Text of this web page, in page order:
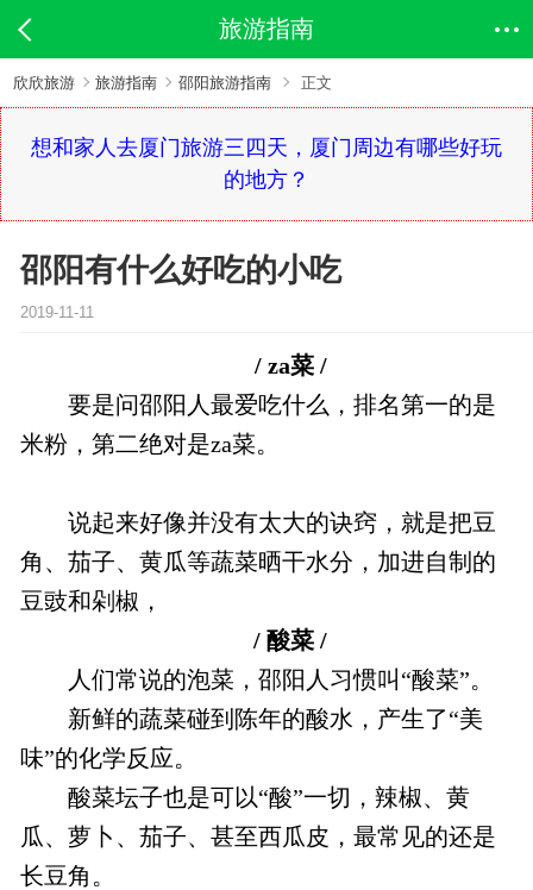
旅游指南
欣欣旅游 旅游指南 邵阳旅游指南 正文
想和家人去厦门旅游三四天，厦门周边有哪些好玩
的地方？
邵阳有什么好吃的小吃
2019-11-11
/ za菜 /
要是问邵阳人最爱吃什么，排名第一的是
米粉，第二绝对是za菜。
说起来好像并没有太大的诀窍，就是把豆
角、茄子、黄瓜等蔬菜晒干水分，加进自制的
豆豉和剁椒，
/ 酸菜 /
人们常说的泡菜，邵阳人习惯叫“酸菜”。
新鲜的蔬菜碰到陈年的酸水，产生了“美
味”的化学反应。
酸菜坛子也是可以“酸”一切，辣椒、黄
瓜、萝卜、茄子、甚至西瓜皮，最常见的还是
长豆角。